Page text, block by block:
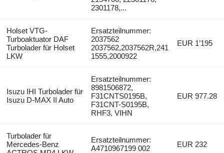
2301178,...
Holset VTG-
Turboaktuator DAF
Turbolader für Holset
LKW
Ersatzteilnummer:
2037562
2037562,2037562R,241
1555,2000922
EUR 1’195
Isuzu IHI Turbolader für
Isuzu D-MAX II Auto
Ersatzteilnummer:
8981506872,
F31CNTS0195B,
F31CNT-S0195B,
RHF3, VIHN
EUR 977.28
Turbolader für
Mercedes-Benz
Ersatzteilnummer:
A4710967199 002
EUR 232